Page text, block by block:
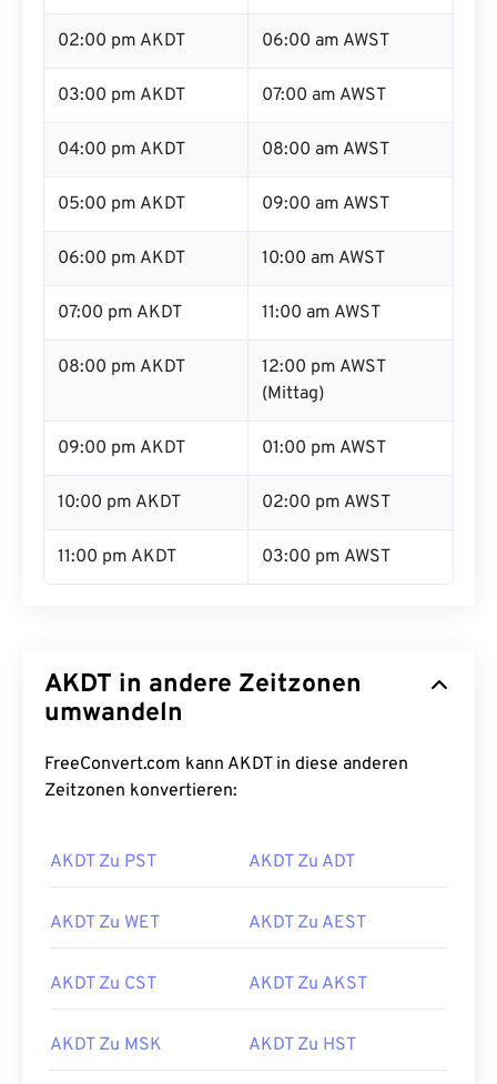
02:00 pm AKDT 06:00 am AWST
03:00 pm AKDT 07:00 am AWST
04:00 pm AKDT 08:00 am AWST
05:00 pm AKDT 09:00 am AWST
06:00 pm AKDT 10:00 am AWST
07:00 pm AKDT 11:00 am AWST
08:00 pm AKDT
12:00 pm AWST
(Mittag)
09:00 pm AKDT 01:00 pm AWST
10:00 pm AKDT 02:00 pm AWST
11:00 pm AKDT 03:00 pm AWST
AKDT in andere Zeitzonen
umwandeln
FreeConvert.com kann AKDT in diese anderen
Zeitzonen konvertieren:
AKDT Zu PST AKDT Zu ADT
AKDT Zu WET AKDT Zu AEST
AKDT Zu CST AKDT Zu AKST
AKDT Zu MSK AKDT Zu HST